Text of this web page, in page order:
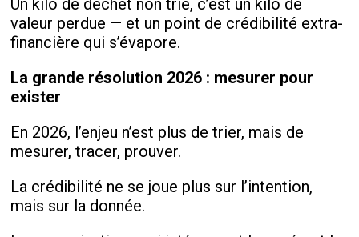
Un kilo de déchet non trié, c’est un kilo de
valeur perdue — et un point de crédibilité extra-
financière qui s’évapore.
La grande résolution 2026 : mesurer pour
exister
En 2026, l’enjeu n’est plus de trier, mais de
mesurer, tracer, prouver.
La crédibilité ne se joue plus sur l’intention,
mais sur la donnée.